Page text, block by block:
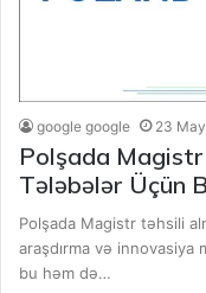
google google 23
Polşada
Tələbələr Üçün
Polşada Magistr təhsili
araşdırma və
bu həm də…